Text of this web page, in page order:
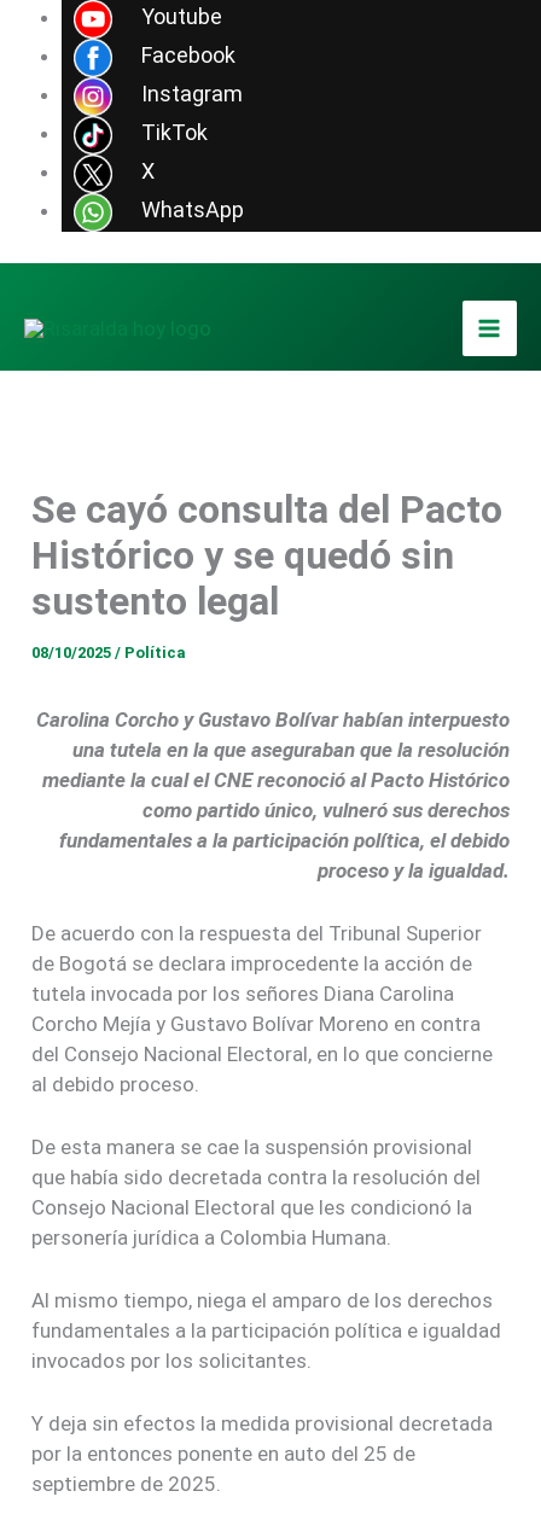
Youtube
Facebook
Instagram
TikTok
X
WhatsApp
contenido
Foto / Tomada de Colprensa.
Se cayó consulta del Pacto
Histórico y se quedó sin
sustento legal
08/10/2025/ Política
Carolina Corcho y Gustavo Bolívar habían interpuesto
una tutela en la que aseguraban que la resolución
mediante la cual el CNE reconoció al Pacto Histórico
como partido único, vulneró sus derechos
fundamentales a la participación política, el debido
proceso y la igualdad.
De acuerdo con la respuesta del Tribunal Superior
de Bogotá se declara improcedente la acción de
tutela invocada por los señores Diana Carolina
Corcho Mejía y Gustavo Bolívar Moreno en contra
del Consejo Nacional Electoral, en lo que concierne
al debido proceso.
De esta manera se cae la suspensión provisional
que había sido decretada contra la resolución del
Consejo Nacional Electoral que les condicionó la
personería jurídica a Colombia Humana.
Al mismo tiempo, niega el amparo de los derechos
fundamentales a la participación política e igualdad
invocados por los solicitantes.
Y deja sin efectos la medida provisional decretada
por la entonces ponente en auto del 25 de
septiembre de 2025.